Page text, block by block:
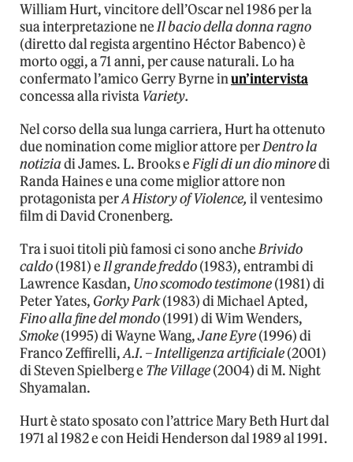
William Hurt, vincitore dell’Oscar nel 1986 per la
sua interpretazione neIl bacio della donna ragno
(diretto dal regista argentino Héctor Babenco) è
morto oggi, a 71 anni, per cause naturali. Lo ha
confermatol’amico Gerry Byrne inun’intervista
concessa alla rivista Variety.
Nel corso della sua lunga carriera, Hurt ha ottenuto
due nomination come miglior attore perDentro la
notiziadi James. L. Brooks eFigli di un dio minoredi
Randa Haines e una come miglior attore non
protagonista perA History of Violence, il ventesimo
film di David Cronenberg.
Tra i suoi titoli più famosi ci sono ancheBrivido
caldo(1981) eIl grande freddo(1983), entrambi di
Lawrence Kasdan, Uno scomodo testimone(1981) di
Peter Yates, Gorky Park(1983) di Michael Apted,
Fino alla fine del mondo(1991) di Wim Wenders,
Smoke(1995) di Wayne Wang,Jane Eyre(1996) di
Franco Zeffirelli,A.I. – Intelligenza artificiale(2001)
di Steven Spielberg e The Village(2004) di M. Night
Shyamalan.
Hurt è stato sposato con l’attrice Mary Beth Hurt dal
1971 al 1982 e con Heidi Henderson dal 1989 al 1991.